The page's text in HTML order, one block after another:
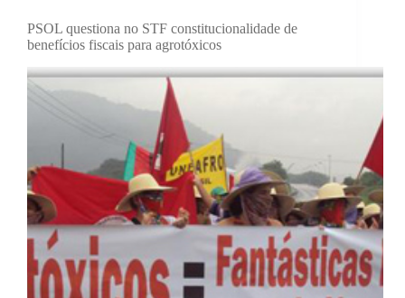
PSOL questiona no STF constitucionalidade de
benefícios fiscais para agrotóxicos